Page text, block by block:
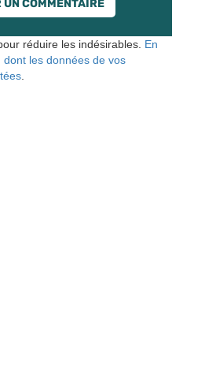
réduire les indésirables. En
les données de vos